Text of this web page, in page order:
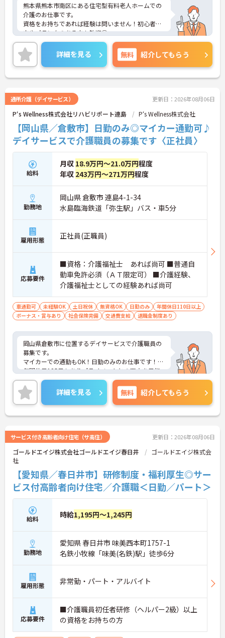
熊本県熊本市南区にある住宅型有料老人ホームでの
介護のお仕事です。
資格をお持ちであれば経験は問いません！初心者の
方やブランクのある方も歓迎◎
残業時間もほぼないのでオフの時間を満喫出来て、
家事やプライベートとの両立がしやすい職場です。
車通勤が可能なので、遠くにお住まいの方もストレ
ス少なく通っていただけますよ。
ご興味がある方は是非一度マイナビまでお問合せ下
詳細を見る 無料 紹介してもらう
通所介護（デイサービス） 更新日：2026年08月06日
P‘s Wellness株式会社リハビリポート連島 P‘s Wellness株式会社
【岡山県／倉敷市】日勤のみ◎マイカー通勤可♪
デイサービスで介護職員の募集です〈正社員〉
給料
月収 18.9万円～21.0万円程度
年収 243万円～271万円程度
勤務地
岡山県 倉敷市 連島4-1-34
水島臨海鉄道「弥生駅」バス・車5分
雇用形態 正社員(正職員)
応募要件
■資格：介護福祉士 あれば尚可 ■普通自
動車免許必須（ＡＴ限定可） ■介護経験、
介護福祉士としての経験あれば尚可
車通勤可 未経験OK 土日祝休 無資格OK 日勤のみ
年間休日110日以上
ボーナス・賞与あり
社会保険完備 交通費支給 退職金制度あり
岡山県倉敷市に位置するデイサービスで介護職員の
募集です。
マイカーでの通勤もOK！日勤のみのお仕事です！
年間休日125日もありプライベートとの両立を目指
す方におすすめの環境です◎しっかりとしたフォロ
ー体制で、経験に関わらず安心してスタートできま
す。また昇給や賞与制度があり、頑張りが評価され
てしっかりと職員に還元されます。
こちらの求人にご興味がございましたら面接のポイ
ます。
詳細を見る 無料 紹介してもらう
サービス付き高齢者向け住宅（サ高住） 更新日：2026年08月06日
ゴールドエイジ株式会社ゴールドエイジ春日井
ゴールドエイジ株式会
社
【愛知県／春日井市】研修制度・福利厚生◎サー
ビス付高齢者向け住宅／介護職＜日勤／パート＞
給料 時給1,195円～1,245円
勤務地
愛知県 春日井市 味美西本町1757-1
名鉄小牧線「味美(名鉄)駅」徒歩6分
雇用形態 非常勤・パート・アルバイト
応募要件
■介護職員初任者研修（ヘルパー2級）以上
の資格をお持ちの方